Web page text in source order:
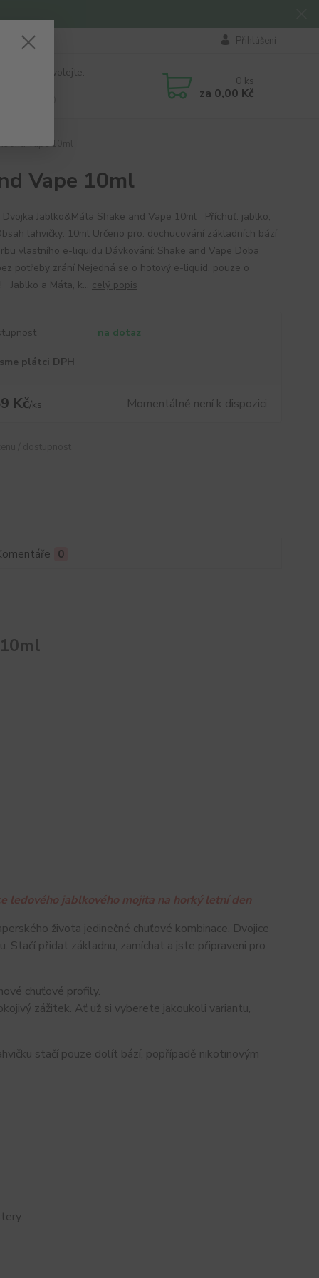
Přihlášení
rady? Zavolejte.
0 ks
za 0,00 Kč
and Vape 10ml
Vape 10ml
Dvojka Jablko&Máta Shake and Vape 10ml Příchuť: jablko,
lahvičky: 10ml Určeno pro: dochucování základních bází
vlastního e-liquidu Dávkování: Shake and Vape Doba
potřeby zrání Nejedná se o hotový e-liquid, pouze o
Jablko a Máta, k... celý popis
na dotaz
plátci DPH
Kč/ks Momentálně není k dispozici
0
ledového jablkového mojita na horký letní den
života jedinečné chuťové kombinace. Dvojice
Stačí přidat základnu, zamíchat a jste připraveni pro
chuťové profily.
zážitek. Ať už si vyberete jakoukoli variantu,
stačí pouze dolít bází, popřípadě nikotinovým